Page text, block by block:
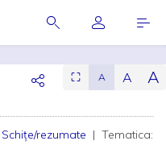
⛶ A A A
Schițe/rezumate | Tematica: